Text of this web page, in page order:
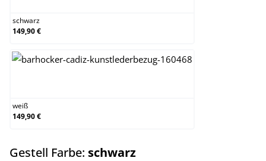
schwarz
149,90 €
weiß
149,90 €
Gestell Farbe: schwarzauswählen